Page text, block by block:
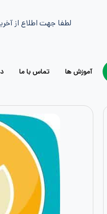
لطفا جهت اطلاع از
آموزش ها تماس با ما